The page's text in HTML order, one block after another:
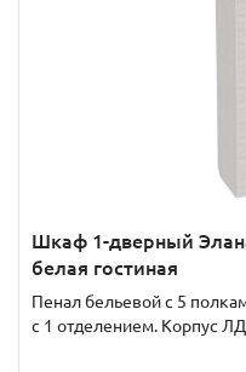
Шкаф 1-дверный
белая гостиная
Пенал бельевой с 5
с 1 отделением. Корпус